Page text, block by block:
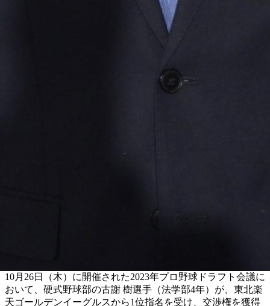
10月26日（木）に開催された2023年プロ野球ドラフト会議に
おいて、硬式野球部の古謝 樹選手（法学部4年）が、東北楽
天ゴールデンイーグルスから1位指名を受け、交渉権を獲得